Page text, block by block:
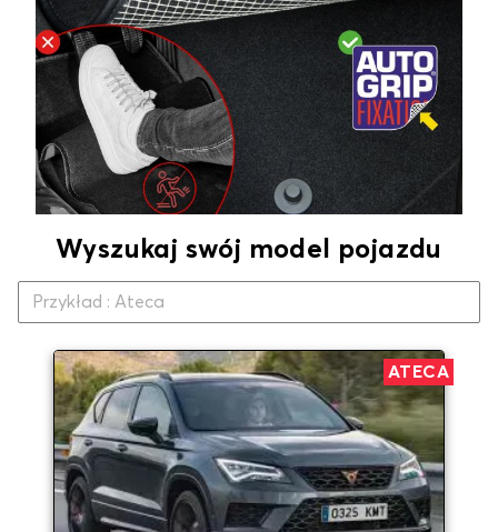
Wyszukaj swój model pojazdu
ATECA